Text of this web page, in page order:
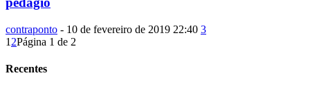
contraponto - 10 de fevereiro de 2019 22:40 3
1 2Página 1 de 2
Recentes